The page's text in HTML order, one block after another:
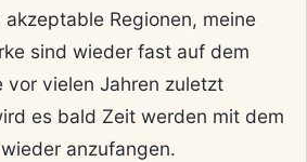
Regionen, meine
sind wieder fast auf dem
vor vielen Jahren zuletzt
es bald Zeit werden mit dem
anzufangen.